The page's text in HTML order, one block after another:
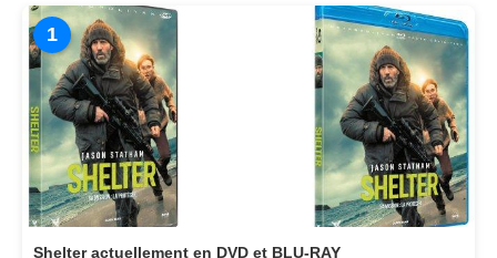
1
Shelter actuellement en DVD et BLU-RAY